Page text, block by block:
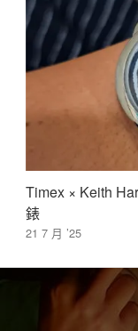
Timex × Keith
錶
21 7 月 ’25